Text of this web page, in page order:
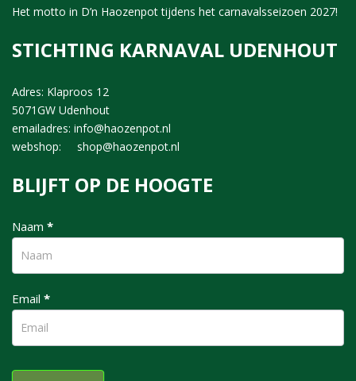
Het motto in D’n Haozenpot tijdens het carnavalsseizoen 2027!
STICHTING KARNAVAL UDENHOUT
Adres: Klaproos 12
5071GW Udenhout
emailadres: info@haozenpot.nl
webshop: shop@haozenpot.nl
BLIJFT OP DE HOOGTE
nieuwsbrief
Naam *
Email *